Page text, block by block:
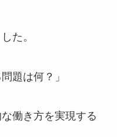
た。
題は何？」
働き方を実現する